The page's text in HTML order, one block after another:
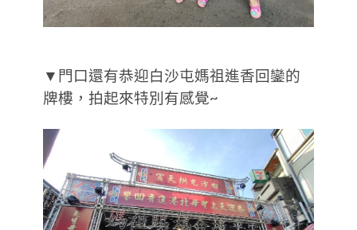
▼門口還有恭迎白沙屯媽祖進香回鑾的
牌樓，拍起來特別有感覺~